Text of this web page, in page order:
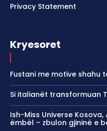
Privacy Statement
Kryesoret
Fustani me motive shahu
Si italianët transformuan
Ish-Miss Universe
ëmbël – zbulon gjininë e